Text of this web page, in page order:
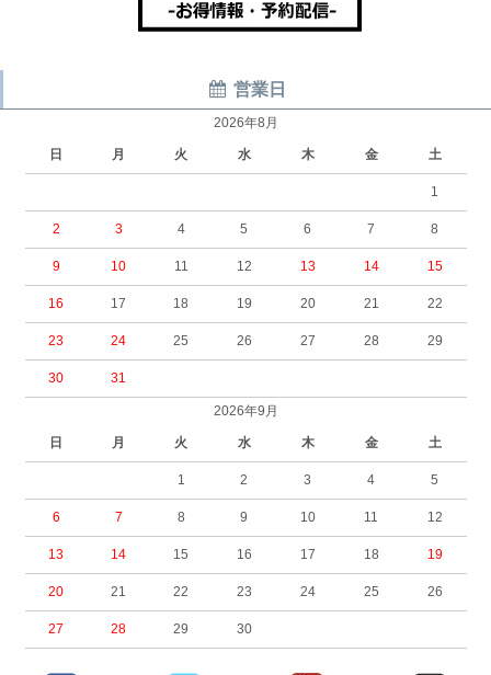
営業日
2026年8月
日 月 火 水 木 金 土
1
2 3 4 5 6 7 8
9 10 11 12 13 14 15
16 17 18 19 20 21 22
23 24 25 26 27 28 29
30 31
2026年9月
日 月 火 水 木 金 土
1 2 3 4 5
6 7 8 9 10 11 12
13 14 15 16 17 18 19
20 21 22 23 24 25 26
27 28 29 30